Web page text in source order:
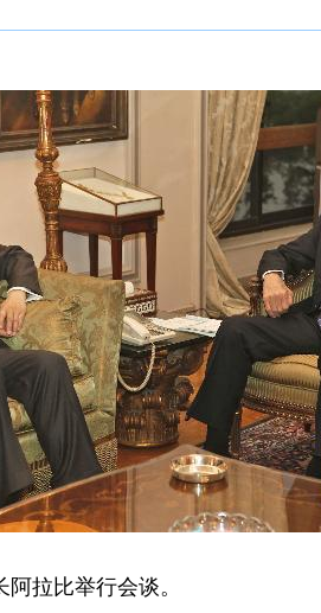
拉比举行会谈。